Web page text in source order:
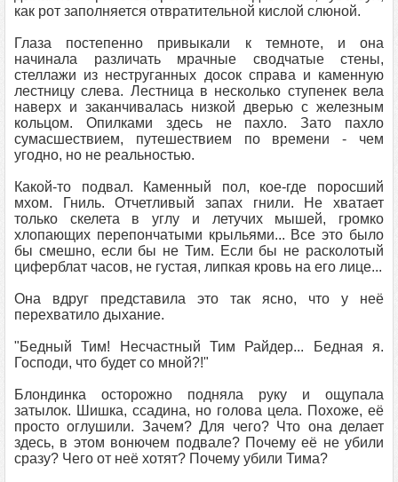
как рот заполняется отвратительной кислой слюной.
Глаза постепенно привыкали к темноте, и она
начинала различать мрачные сводчатые стены,
стеллажи из неструганных досок справа и каменную
лестницу слева. Лестница в несколько ступенек вела
наверх и заканчивалась низкой дверью с железным
кольцом. Опилками здесь не пахло. Зато пахло
сумасшествием, путешествием по времени - чем
угодно, но не реальностью.
Какой-то подвал. Каменный пол, кое-где поросший
мхом. Гниль. Отчетливый запах гнили. Не хватает
только скелета в углу и летучих мышей, громко
хлопающих перепончатыми крыльями... Все это было
бы смешно, если бы не Тим. Если бы не расколотый
циферблат часов, не густая, липкая кровь на его лице...
Она вдруг представила это так ясно, что у неё
перехватило дыхание.
"Бедный Тим! Несчастный Тим Райдер... Бедная я.
Господи, что будет со мной?!"
Блондинка осторожно подняла руку и ощупала
затылок. Шишка, ссадина, но голова цела. Похоже, её
просто оглушили. Зачем? Для чего? Что она делает
здесь, в этом вонючем подвале? Почему её не убили
сразу? Чего от неё хотят? Почему убили Тима?